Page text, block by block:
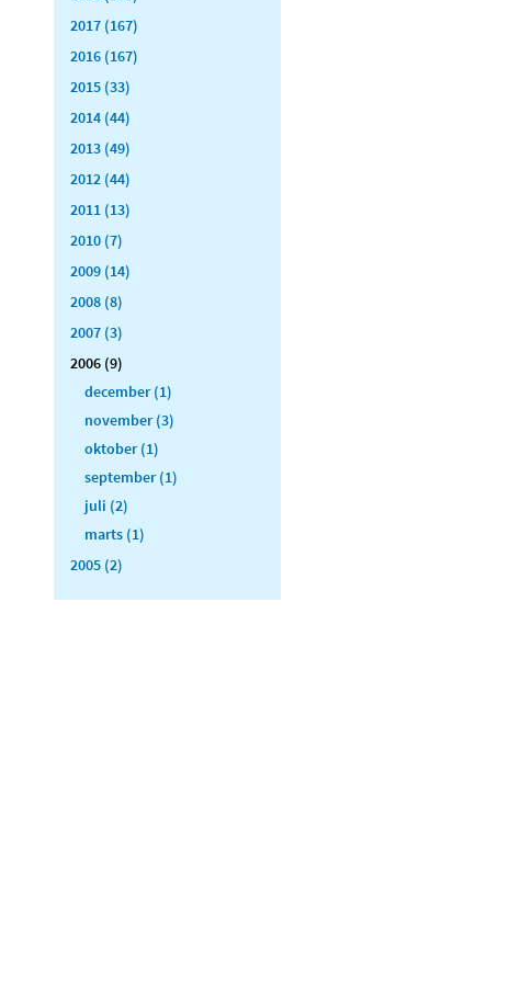
2017 (167)
2016 (167)
2015 (33)
2014 (44)
2013 (49)
2012 (44)
2011 (13)
2010 (7)
2009 (14)
2008 (8)
2007 (3)
2006 (9)
december (1)
november (3)
oktober (1)
september (1)
juli (2)
marts (1)
2005 (2)